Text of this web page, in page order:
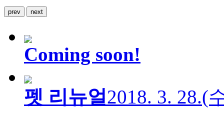
prev next
Coming soon!
펫 리뉴얼2018. 3. 28.(